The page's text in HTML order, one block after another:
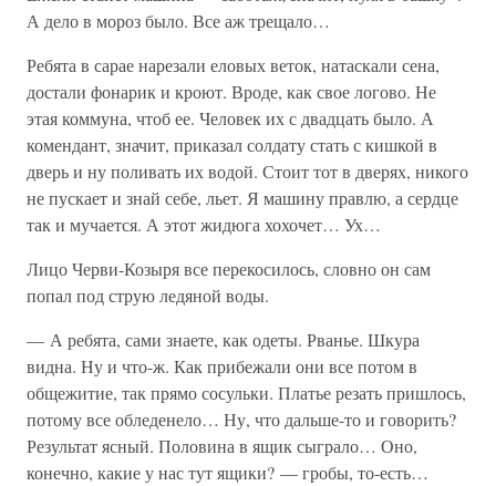
А дело в мороз было. Все аж трещало…
Ребята в сарае нарезали еловых веток, натаскали сена,
достали фонарик и кроют. Вроде, как свое логово. Не
этая коммуна, чтоб ее. Человек их с двадцать было. А
комендант, значит, приказал солдату стать с кишкой в
дверь и ну поливать их водой. Стоит тот в дверях, никого
не пускает и знай себе, льет. Я машину правлю, а сердце
так и мучается. А этот жидюга хохочет… Ух…
Лицо Черви-Козыря все перекосилось, словно он сам
попал под струю ледяной воды.
— А ребята, сами знаете, как одеты. Рванье. Шкура
видна. Ну и что-ж. Как прибежали они все потом в
общежитие, так прямо сосульки. Платье резать пришлось,
потому все обледенело… Ну, что дальше-то и говорить?
Результат ясный. Половина в ящик сыграло… Оно,
конечно, какие у нас тут ящики? — гробы, то-есть…